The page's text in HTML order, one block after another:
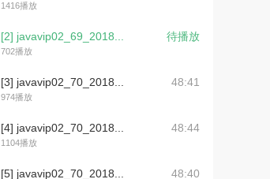
1416播放
[2] javavip02_69_2018...
702播放
待播放
[3] javavip02_70_2018...
974播放
48:41
[4] javavip02_70_2018...
1104播放
48:44
[5] javavip02_70_2018... 48:40